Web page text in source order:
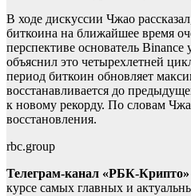
В ходе дискуссии Чжао
биткоина на ближайшее время
перспективе основатель
объяснил это четырехлетней
период биткоин обновляет
восстанавливается до
к новому рекорду. По словам
восстановления.
rbc.group
Телеграм-канал «РБК-Крипто»
курсе самых главных и